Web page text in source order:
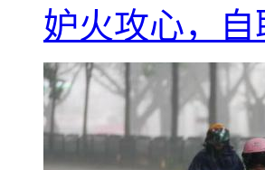
妒火攻心，自